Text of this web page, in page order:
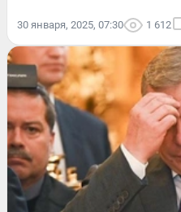
30 января, 2025, 07:30 1 612